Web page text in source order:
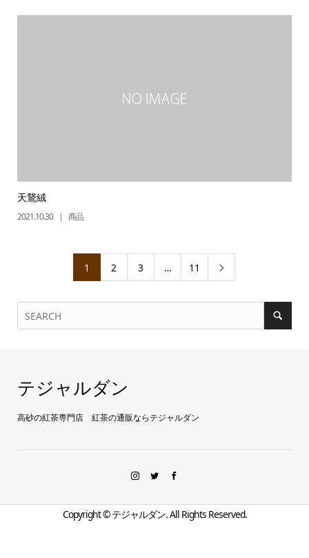
天鵞絨
2021.10.30 商品
1 2 3 … 11 
テジャルダン
高砂の紅茶専門店 紅茶の通販ならテジャルダン
Copyright ©テジャルダン. All Rights Reserved.